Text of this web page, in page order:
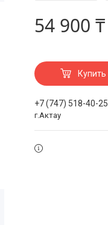
54 900 ₸
Купить
+7 (747) 518-40-25
г.Актау